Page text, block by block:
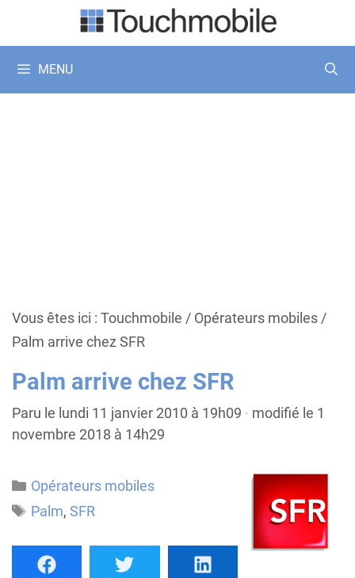
MENU
Vous êtes ici : Touchmobile / Opérateurs mobiles/
Palm arrive chez SFR
Palm arrive chez SFR
Paru le lundi 11 janvier 2010 à 19h09 · modifié le 1
novembre 2018 à 14h29
Catégories
Opérateurs mobiles
Étiquettes
Palm, SFR